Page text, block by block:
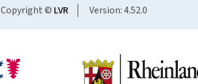
Copyright © LVR Version: 4.52.0